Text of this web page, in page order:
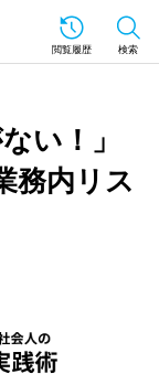
閲覧履歴 検索
い！」
務内リス